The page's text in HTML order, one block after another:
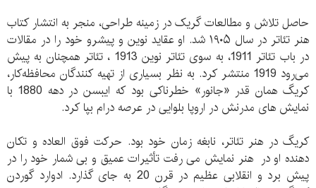
حاصل تلاش و مطالعات گریک در زمینه طراحی، منجر به انتشار کتاب
هنر تئاتر در سال ۱۹۰۵ شد. او عقاید نوین و پیشرو خود را در مقالات
در باب‌ تئاتر 1911، به‌ سوی‌ تئاتر نوین 1913 ، تئاتر همچنان‌ به‌ پیش‌
می‌رود 1919 منتشر کرد. به‌ نظر بسیاری‌ از تهیه‌ کنندگان‌ محافظه‌کار،
کریگ‌ همان‌ قدر «جانور» خطرناکی‌ بود که‌ ایبسن‌ در دهه‌‌ 1880 با
نمایش های مدرنش در اروپا بلوایی در عرصه درام بپا کرد.
کریگ در هنر تئاتر، نابغه زمان خود بود. حرکت فوق العاده و تکان
دهنده او در هنر نمایش می رفت تأثیرات عمیق و بی شمار خود را در
پیش برد و انقلابی عظیم در قرن 20 به جای گذارد. ادوارد گوردن